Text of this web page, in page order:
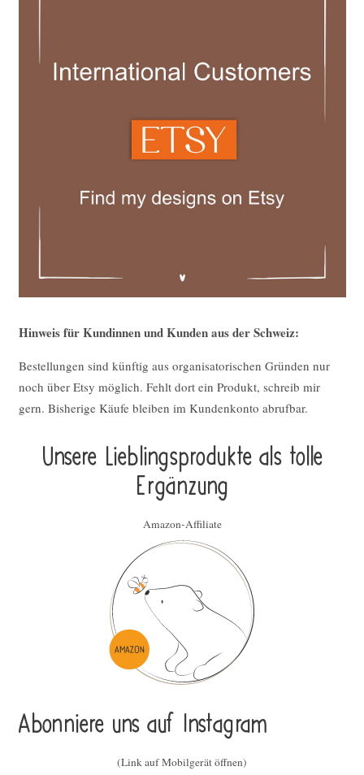
Hinweis für Kundinnen und Kunden aus der Schweiz:
Bestellungen sind künftig aus organisatorischen Gründen nur
noch über Etsy möglich. Fehlt dort ein Produkt, schreib mir
gern. Bisherige Käufe bleiben im Kundenkonto abrufbar.
Unsere Lieblings­pro­duk­te als tolle
Ergän­zung
Amazon-Affiliate
Abonniere uns auf Instagram
(Link auf Mobilgerät öffnen)